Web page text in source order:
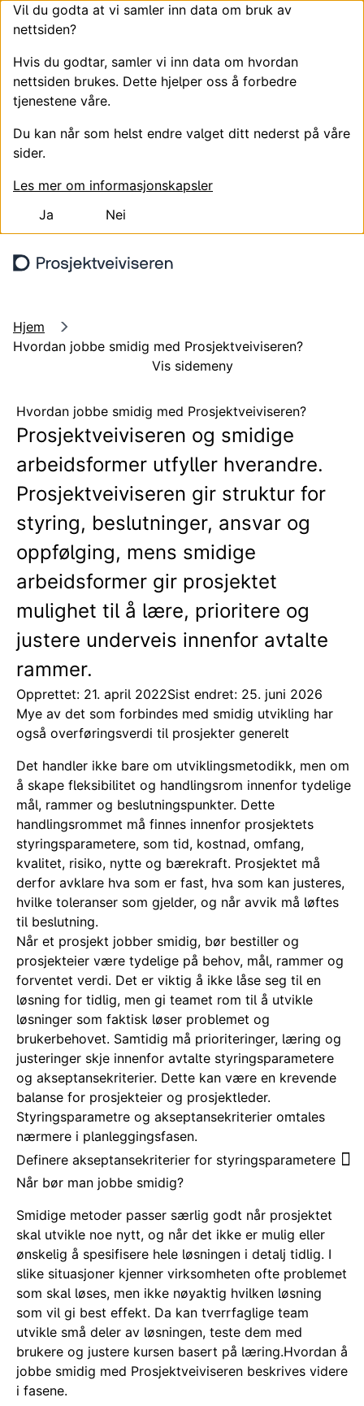
Vil du godta at vi samler inn data om bruk av
nettsiden?
Hvis du godtar, samler vi inn data om hvordan
nettsiden brukes. Dette hjelper oss å forbedre
tjenestene våre.
Du kan når som helst endre valget ditt nederst på våre
sider.
Les mer om informasjonskapsler
Ja
Nei
Hjem
Hvordan jobbe smidig med Prosjektveiviseren?
Vis sidemeny
Hvordan jobbe smidig med Prosjektveiviseren?
Prosjektveiviseren og smidige
arbeidsformer utfyller hverandre.
Prosjektveiviseren gir struktur for
styring, beslutninger, ansvar og
oppfølging, mens smidige
arbeidsformer gir prosjektet
mulighet til å lære, prioritere og
justere underveis innenfor avtalte
rammer.
Opprettet: 21. april 2022Sist endret: 25. juni 2026
Mye av det som forbindes med smidig utvikling har
også overføringsverdi til prosjekter generelt
Det handler ikke bare om utviklingsmetodikk, men om
å skape fleksibilitet og handlingsrom innenfor tydelige
mål, rammer og beslutningspunkter. Dette
handlingsrommet må finnes innenfor prosjektets
styringsparametere, som tid, kostnad, omfang,
kvalitet, risiko, nytte og bærekraft. Prosjektet må
derfor avklare hva som er fast, hva som kan justeres,
hvilke toleranser som gjelder, og når avvik må løftes
til beslutning.
Når et prosjekt jobber smidig, bør bestiller og
prosjekteier være tydelige på behov, mål, rammer og
forventet verdi. Det er viktig å ikke låse seg til en
løsning for tidlig, men gi teamet rom til å utvikle
løsninger som faktisk løser problemet og
brukerbehovet. Samtidig må prioriteringer, læring og
justeringer skje innenfor avtalte styringsparametere
og akseptansekriterier. Dette kan være en krevende
balanse for prosjekteier og prosjektleder.
Styringsparametre og akseptansekriterier omtales
nærmere i planleggingsfasen.
Definere akseptansekriterier for styringsparametere
Når bør man jobbe smidig?
Smidige metoder passer særlig godt når prosjektet
skal utvikle noe nytt, og når det ikke er mulig eller
ønskelig å spesifisere hele løsningen i detalj tidlig. I
slike situasjoner kjenner virksomheten ofte problemet
som skal løses, men ikke nøyaktig hvilken løsning
som vil gi best effekt. Da kan tverrfaglige team
utvikle små deler av løsningen, teste dem med
brukere og justere kursen basert på læring.Hvordan å
jobbe smidig med Prosjektveiviseren beskrives videre
i fasene.